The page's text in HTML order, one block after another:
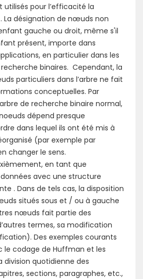
utilisés pour l’efficacité la
La désignation de nœuds non
gauche ou droit, même s'il
présent, importe dans
en particulier dans les
binaires. Cependant, la
particuliers dans l’arbre ne fait
conceptuelles. Par
de recherche binaire normal,
dépend presque
dans lequel ils ont été mis à
(par exemple par
changer le sens.
en tant que
avec une structure
. Dans de tels cas, la disposition
situés sous et / ou à gauche
nœuds fait partie des
termes, sa modification
Des exemples courants
le codage de Huffman et les
division quotidienne des
sections, paragraphes, etc.,